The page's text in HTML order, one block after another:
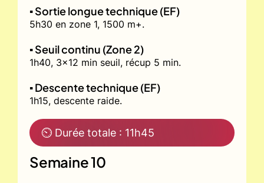
▪️ Sortie longue technique (EF)
5h30 en zone 1, 1500 m+.
▪️ Seuil continu (Zone 2)
1h40, 3x12 min seuil, récup 5 min.
▪️ Descente technique (EF)
1h15, descente raide.
⏲ Durée totale : 11h45
Semaine 10